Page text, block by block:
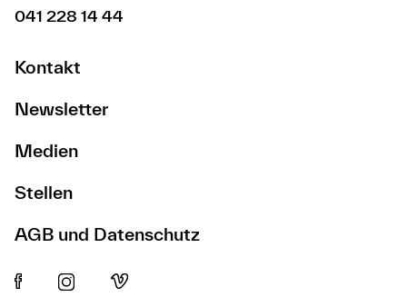
041 228 14 44
Kontakt
Newsletter
Medien
Stellen
AGB und Datenschutz